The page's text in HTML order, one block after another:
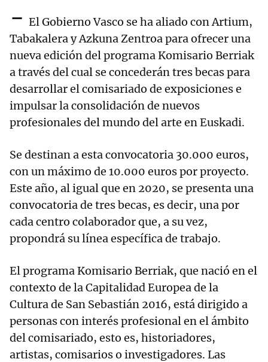
- El Gobierno Vasco se ha aliado con Artium,
Tabakalera y Azkuna Zentroa para ofrecer una
nueva edición del programa Komisario Berriak
a través del cual se concederán tres becas para
desarrollar el comisariado de exposiciones e
impulsar la consolidación de nuevos
profesionales del mundo del arte en Euskadi.
Se destinan a esta convocatoria 30.000 euros,
con un máximo de 10.000 euros por proyecto.
Este año, al igual que en 2020, se presenta una
convocatoria de tres becas, es decir, una por
cada centro colaborador que, a su vez,
propondrá su línea específica de trabajo.
El programa Komisario Berriak, que nació en el
contexto de la Capitalidad Europea de la
Cultura de San Sebastián 2016, está dirigido a
personas con interés profesional en el ámbito
del comisariado, esto es, historiadores,
artistas, comisarios o investigadores. Las